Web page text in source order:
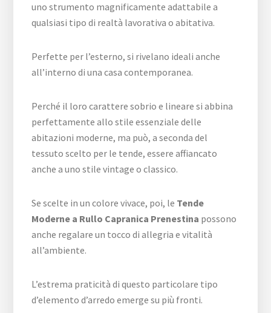
uno strumento magnificamente adattabile a
qualsiasi tipo di realtà lavorativa o abitativa.
Perfette per l’esterno, si rivelano ideali anche
all’interno di una casa contemporanea.
Perché il loro carattere sobrio e lineare si abbina
perfettamente allo stile essenziale delle
abitazioni moderne, ma può, a seconda del
tessuto scelto per le tende, essere affiancato
anche a uno stile vintage o classico.
Se scelte in un colore vivace, poi, le Tende
Moderne a Rullo Capranica Prenestina possono
anche regalare un tocco di allegria e vitalità
all’ambiente.
L’estrema praticità di questo particolare tipo
d’elemento d’arredo emerge su più fronti.